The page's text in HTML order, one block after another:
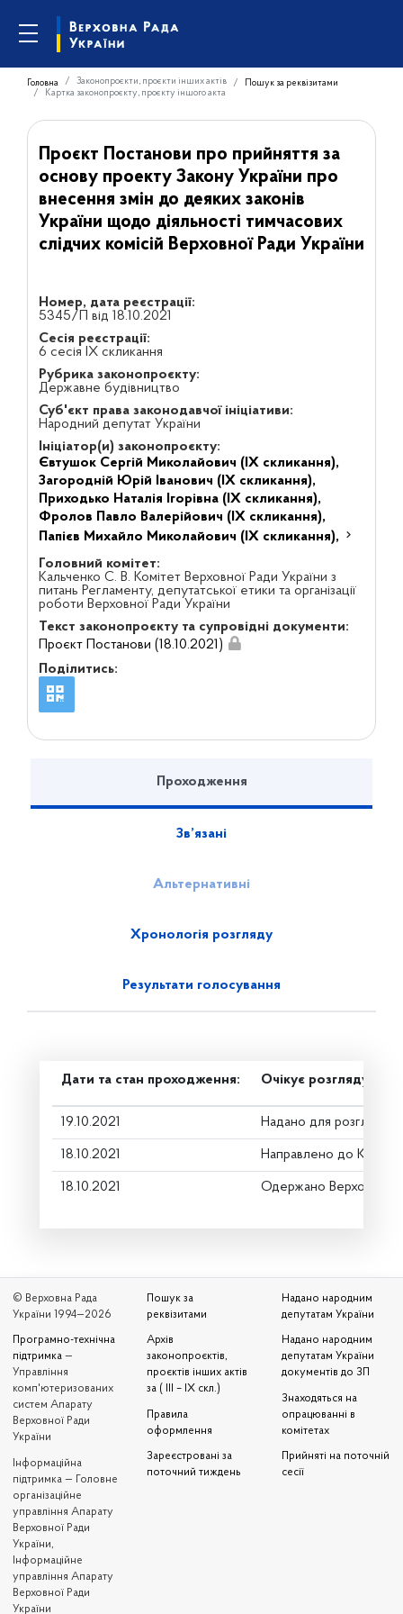
Головна Законопроєкти, проєкти інших актів
Пошук за реквізитами
Картка законопроєкту, проєкту іншого акта
Проєкт Постанови про прийняття за
основу проекту Закону України про
внесення змін до деяких законів
України щодо діяльності тимчасових
слідчих комісій Верховної Ради України
Номер, дата реєстрації:
5345/П від 18.10.2021
Сесія реєстрації:
6 сесія IX скликання
Рубрика законопроєкту:
Державне будівництво
Суб'єкт права законодавчої ініціативи:
Народний депутат України
Ініціатор(и) законопроєкту:
Євтушок Сергій Миколайович (IX скликання),
Загородній Юрій Іванович (IX скликання),
Приходько Наталія Ігорівна (IX скликання),
Фролов Павло Валерійович (IX скликання),
Папієв Михайло Миколайович (IX скликання),
Головний комітет:
Кальченко С. В. Комітет Верховної Ради України з
питань Регламенту, депутатської етики та організації
роботи Верховної Ради України
Текст законопроєкту та супровідні документи:
Проєкт Постанови (18.10.2021)
Поділитись:
Проходження
Зв’язані
Альтернативні
Хронологія розгляду
Результати голосування
Дати та стан проходження: Очікує розгляду
19.10.2021 Надано для розгляду
18.10.2021 Направлено до
18.10.2021 Одержано Верховною
© Верховна Рада
України 1994—2026
Програмно-технічна
підтримка —
Управління
комп'ютеризованих
систем Апарату
Верховної Ради
України
Iнформаційна
підтримка — Головне
організаційне
управління Апарату
Верховної Ради
України,
Інформаційне
управління Апарату
Верховної Ради
України
Пошук за
реквізитами
Архів
законопроєктів,
проєктів інших актів
за ( III – IX скл.)
Правила
оформлення
Зареєстровані за
поточний тиждень
Надано народним
депутатам України
Надано народним
депутатам України
документів до ЗП
Знаходяться на
опрацюванні в
комітетах
Прийняті на поточній
сесії